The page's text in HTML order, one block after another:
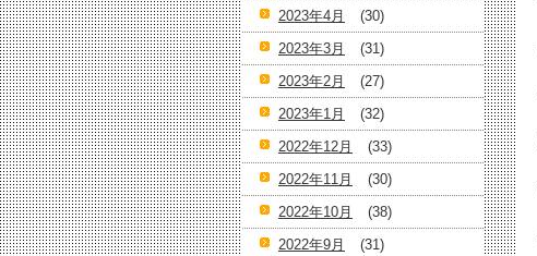
2023年4月
(30)
2023年3月
(31)
2023年2月
(27)
2023年1月
(32)
2022年12月
(33)
2022年11月
(30)
2022年10月
(38)
2022年9月
(31)